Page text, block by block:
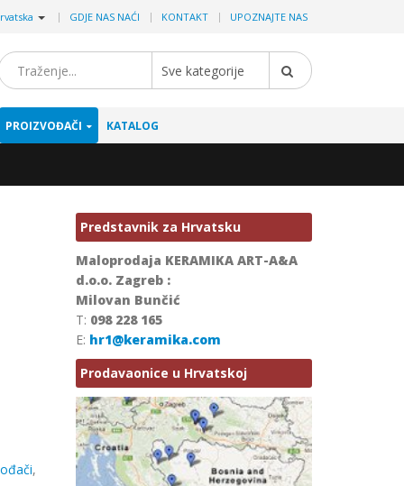
| GDJE NAS NAĆI KONTAKT UPOZNAJTE NAS
Sve kategorije
PROIZVOĐAČI KATALOG
,
Predstavnik za Hrvatsku
Maloprodaja KERAMIKA ART-A&A
d.o.o. Zagreb :
Milovan Bunčić
T: 098 228 165
E: hr1@keramika.com
Prodavaonice u Hrvatskoj